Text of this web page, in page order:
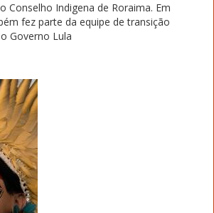
Conselho Indigena de Roraima. Em
fez parte da equipe de transição
Governo Lula